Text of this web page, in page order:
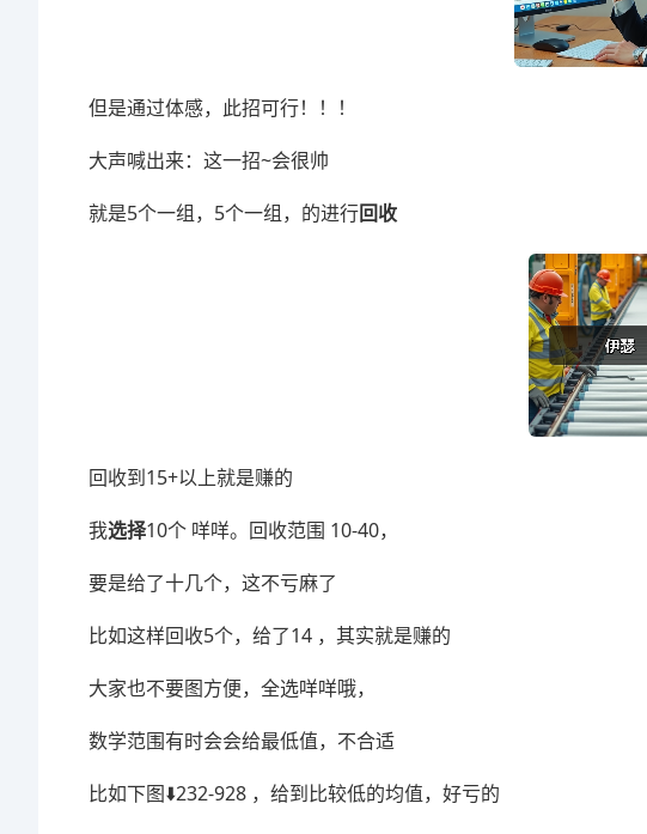
但是通过体感，此招可行！！！
大声喊出来：这一招~会很帅
就是5个一组，5个一组，的进行回收
回收到15+以上就是赚的
我选择10个 咩咩。回收范围 10-40，
要是给了十几个，这不亏麻了
比如这样回收5个，给了14 ，其实就是赚的
大家也不要图方便，全选咩咩哦，
数学范围有时会会给最低值，不合适
比如下图⬇️232-928 ，给到比较低的均值，好亏的